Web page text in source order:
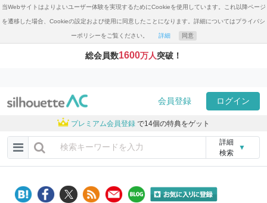
当Webサイトはよりよいユーザー体験を実現するためにCookieを使用しています。これ以降ページ
を遷移した場合、Cookieの設定および使用に同意したことになります。詳細についてはプライバシ
ーポリシーをご覧ください。 詳細 同意
総会員数1600万人突破！
会員登録 ログイン
プレミアム会員登録 で14個の特典をゲット
詳細
検索
▼